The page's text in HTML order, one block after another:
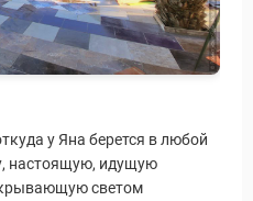
у Яна берется в любой
настоящую, идущую
светом